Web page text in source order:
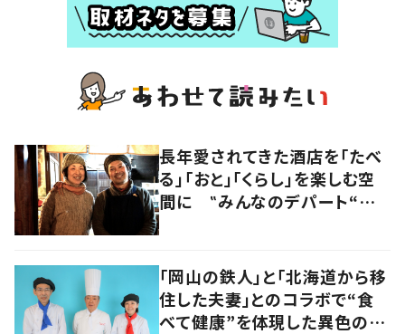
長年愛されてきた酒店を「たべ
る」「おと」「くらし」を楽しむ空
間に ‟みんなのデパート“の
「岡山の鉄人」と「北海道から移
住した夫妻」とのコラボで“食
べて健康”を体現した異色のカ